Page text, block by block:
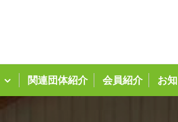
関連団体紹介 会員紹介 お